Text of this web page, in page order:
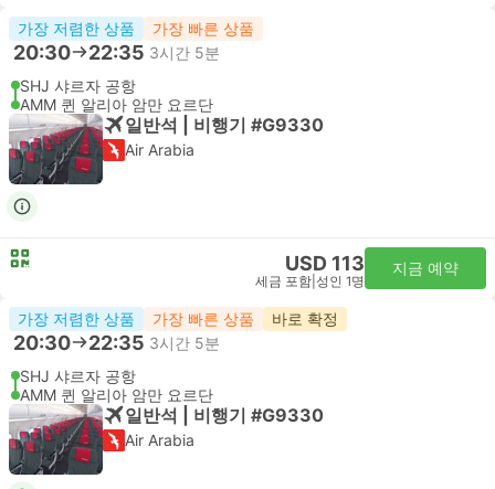
가장 저렴한 상품 가장 빠른 상품
20:30 22:35 3시간 5분
SHJ 샤르자 공항
AMM 퀸 알리아 암만 요르단
일반석 | 비행기 #G9330
Air Arabia
USD 113
세금 포함 성인 1명
지금 예약
가장 저렴한 상품 가장 빠른 상품 바로 확정
20:30 22:35 3시간 5분
SHJ 샤르자 공항
AMM 퀸 알리아 암만 요르단
일반석 | 비행기 #G9330
Air Arabia